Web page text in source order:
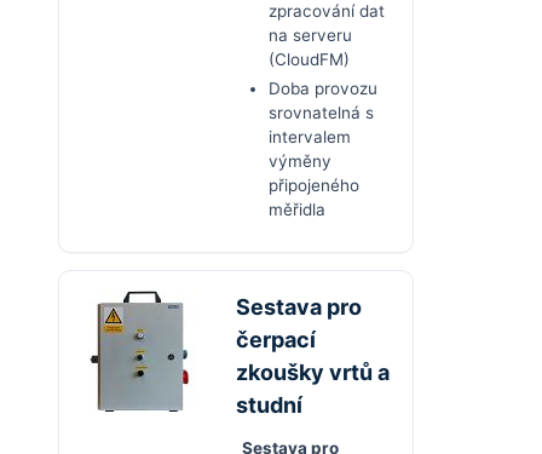
zpracování dat
na serveru
(CloudFM)
Doba provozu
srovnatelná s
intervalem
výměny
připojeného
měřidla
Sestava pro
čerpací
zkoušky vrtů a
studní
Sestava pro